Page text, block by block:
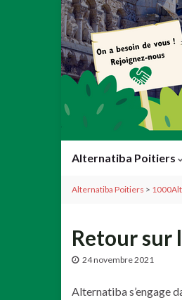
Alternatiba Poitiers
Alternatiba Poitiers >
Retour sur
24 novembre 2021
Alternatiba s’engage